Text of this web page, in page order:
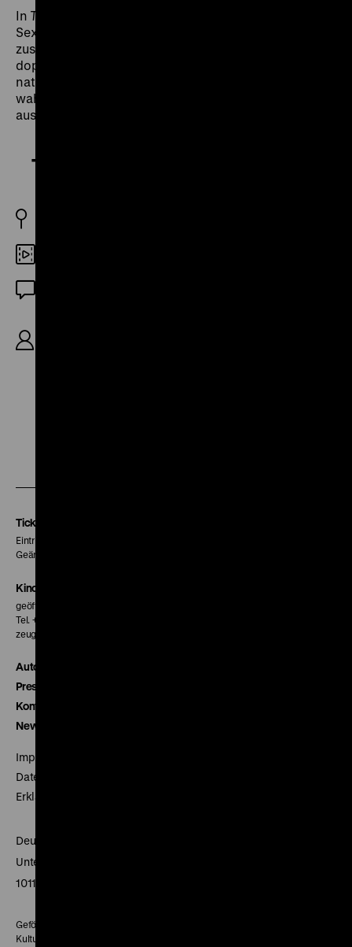
In The Palm Beach Story
Sex und Geld und wie alles drei miteinander
zusammenhängen könnte. Jeder spielt ein mindestens
doppeltes Spiel, den Überblick behält niemand – außer
natürlich Sturges, der zu guter Letzt eine der
wahnwitzigsten Schlusspointen der Filmgeschichte
aus dem Hut zaubert. (lf)
The Palm Beach Story
Tickets
Eintritt 5 €
Geänderte Preise sind im Programm vermerkt.
Kinokasse
geöffnet 30 Minuten vor Beginn der ersten Vorstellung
Tel. + 49 30 20304-770
zeughauskino@dhm.de
Autor*innen
Presse
Kontakt
Newsletter
Impressum
Datenschutz
Erklärung digitale Barrierefreiheit
Deutsches Historisches Museum
Unter den Linden 2
10117 Berlin
Gefördert mit Mitteln des Beauftragten der Bundesregierung für
Kultur und Medien